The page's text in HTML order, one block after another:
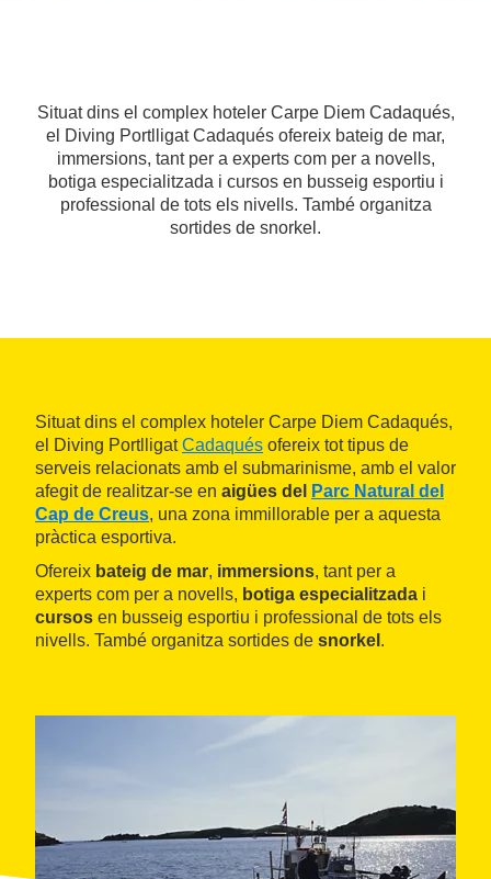
Situat dins el complex hoteler Carpe Diem Cadaqués,
el Diving Portlligat Cadaqués ofereix bateig de mar,
immersions, tant per a experts com per a novells,
botiga especialitzada i cursos en busseig esportiu i
professional de tots els nivells. També organitza
sortides de snorkel.
Situat dins el complex hoteler Carpe Diem Cadaqués,
el Diving PortlligatCadaqués ofereix tot tipus de
serveis relacionats amb el submarinisme, amb el valor
afegit de realitzar-se en aigües del
Parc Natural del
Cap de Creus, una zona immillorable per a aquesta
pràctica esportiva.
Ofereix bateig de mar, immersions, tant per a
experts com per a novells, botiga especialitzada i
cursos en busseig esportiu i professional de tots els
nivells. També organitza sortides de snorkel .